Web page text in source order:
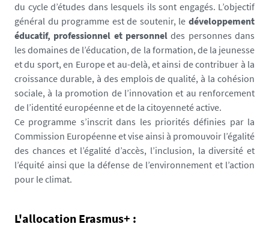
du cycle d’études dans lesquels ils sont engagés. L’objectif
général du programme est de soutenir, le développement
éducatif, professionnel et personneldes personnes dans
les domaines de l’éducation, de la formation, de la jeunesse
et du sport, en Europe et au-delà, et ainsi de contribuer à la
croissance durable, à des emplois de qualité, à la cohésion
sociale, à la promotion de l’innovation et au renforcement
de l’identité européenne et de la citoyenneté active.
Ce programme s’inscrit dans les priorités définies par la
Commission Européenne et vise ainsi à promouvoir l’égalité
des chances et l’égalité d’accès, l’inclusion, la diversité et
l’équité ainsi que la défense de l’environnement et l’action
pour le climat.
L'allocation Erasmus+ :